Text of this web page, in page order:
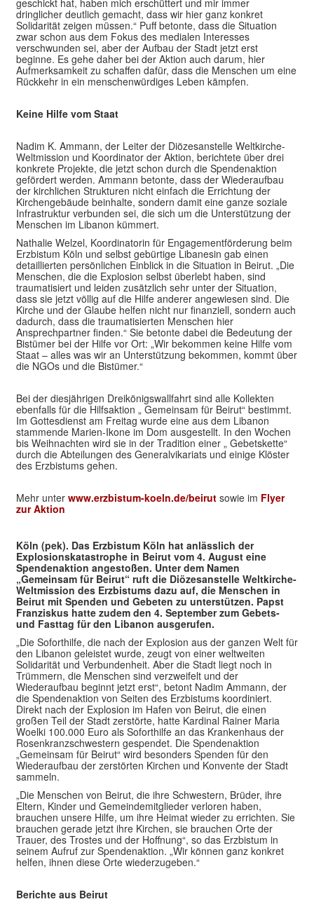
dringlicher deutlich gemacht, dass wir hier ganz konkret
Solidarität zeigen müssen.“ Puff betonte, dass die Situation
zwar schon aus dem Fokus des medialen Interesses
verschwunden sei, aber der Aufbau der Stadt jetzt erst
beginne. Es gehe daher bei der Aktion auch darum, hier
Aufmerksamkeit zu schaffen dafür, dass die Menschen um eine
Rückkehr in ein menschenwürdiges Leben kämpfen.
Keine Hilfe vom Staat
Nadim K. Ammann, der Leiter der Diözesanstelle Weltkirche-
Weltmission und Koordinator der Aktion, berichtete über drei
konkrete Projekte, die jetzt schon durch die Spendenaktion
gefördert werden. Ammann betonte, dass der Wiederaufbau
der kirchlichen Strukturen nicht einfach die Errichtung der
Kirchengebäude beinhalte, sondern damit eine ganze soziale
Infrastruktur verbunden sei, die sich um die Unterstützung der
Menschen im Libanon kümmert.
Nathalie Welzel, Koordinatorin für Engagementförderung beim
Erzbistum Köln und selbst gebürtige Libanesin gab einen
detaillierten persönlichen Einblick in die Situation in Beirut. „Die
Menschen, die die Explosion selbst überlebt haben, sind
traumatisiert und leiden zusätzlich sehr unter der Situation,
dass sie jetzt völlig auf die Hilfe anderer angewiesen sind. Die
Kirche und der Glaube helfen nicht nur finanziell, sondern auch
dadurch, dass die traumatisierten Menschen hier
Ansprechpartner finden.“ Sie betonte dabei die Bedeutung der
Bistümer bei der Hilfe vor Ort: „Wir bekommen keine Hilfe vom
Staat – alles was wir an Unterstützung bekommen, kommt über
die NGOs und die Bistümer.“
Bei der diesjährigen Dreikönigswallfahrt sind alle Kollekten
ebenfalls für die Hilfsaktion „ Gemeinsam für Beirut“ bestimmt.
Im Gottesdienst am Freitag wurde eine aus dem Libanon
stammende Marien-Ikone im Dom ausgestellt. In den Wochen
bis Weihnachten wird sie in der Tradition einer „ Gebetskette“
durch die Abteilungen des Generalvikariats und einige Klöster
des Erzbistums gehen.
Mehr unter www.erzbistum-koeln.de/beirut sowie im Flyer
zur Aktion
Köln (pek). Das Erzbistum Köln hat anlässlich der
Explosionskatastrophe in Beirut vom 4. August eine
Spendenaktion angestoßen. Unter dem Namen
„Gemeinsam für Beirut“ ruft die Diözesanstelle Weltkirche-
Weltmission des Erzbistums dazu auf, die Menschen in
Beirut mit Spenden und Gebeten zu unterstützen. Papst
Franziskus hatte zudem den 4. September zum Gebets-
und Fasttag für den Libanon ausgerufen.
„Die Soforthilfe, die nach der Explosion aus der ganzen Welt für
den Libanon geleistet wurde, zeugt von einer weltweiten
Solidarität und Verbundenheit. Aber die Stadt liegt noch in
Trümmern, die Menschen sind verzweifelt und der
Wiederaufbau beginnt jetzt erst“, betont Nadim Ammann, der
die Spendenaktion von Seiten des Erzbistums koordiniert.
Direkt nach der Explosion im Hafen von Beirut, die einen
großen Teil der Stadt zerstörte, hatte Kardinal Rainer Maria
Woelki 100.000 Euro als Soforthilfe an das Krankenhaus der
Rosenkranzschwestern gespendet. Die Spendenaktion
„Gemeinsam für Beirut“ wird besonders Spenden für den
Wiederaufbau der zerstörten Kirchen und Konvente der Stadt
sammeln.
„Die Menschen von Beirut, die ihre Schwestern, Brüder, ihre
Eltern, Kinder und Gemeindemitglieder verloren haben,
brauchen unsere Hilfe, um ihre Heimat wieder zu errichten. Sie
brauchen gerade jetzt ihre Kirchen, sie brauchen Orte der
Trauer, des Trostes und der Hoffnung“, so das Erzbistum in
seinem Aufruf zur Spendenaktion. „Wir können ganz konkret
helfen, ihnen diese Orte wiederzugeben.“
Berichte aus Beirut